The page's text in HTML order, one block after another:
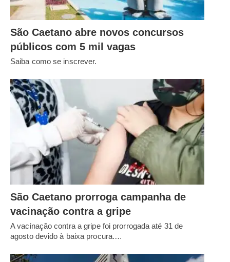
São Caetano abre novos concursos
públicos com 5 mil vagas
Saiba como se inscrever.
São Caetano prorroga campanha de
vacinação contra a gripe
A vacinação contra a gripe foi prorrogada até 31 de
agosto devido à baixa procura.…